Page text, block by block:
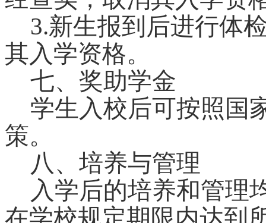
3.新生报到后进行体
其入学资格。
七、奖助学金
学生入校后可按照国
策。
八、培养与管理
入学后的培养和管理